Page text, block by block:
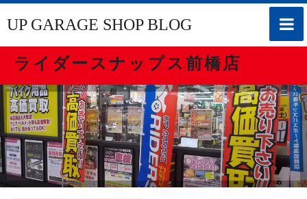
toggle
UP GARAGE SHOP BLOG
ライダースナップス前橋店